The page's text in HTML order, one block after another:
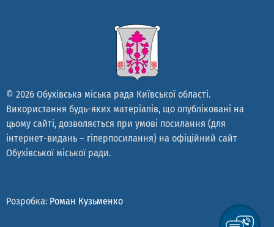
© 2026 Обухівська міська рада Київської області.
Використання будь-яких матеріалів, що опубліковані на
цьому сайті, дозволяється при умові посилання (для
інтернет-видань – гіперпосилання) на офіційний сайт
Обухівської міської ради.
Розробка: Роман Кузьменко